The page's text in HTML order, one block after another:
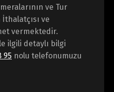
ve Tur
ve
vermektedir.
ilgili detaylı bilgi
95 nolu telefonumuzu